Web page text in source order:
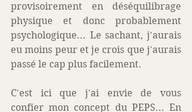
provisoirement en déséquilibrage
physique et donc probablement
psychologique... Le sachant, j'aurais
eu moins peur et je crois que j'aurais
passé le cap plus facilement.
C'est ici que j'ai envie de vous
confier mon concept du PEPS... En